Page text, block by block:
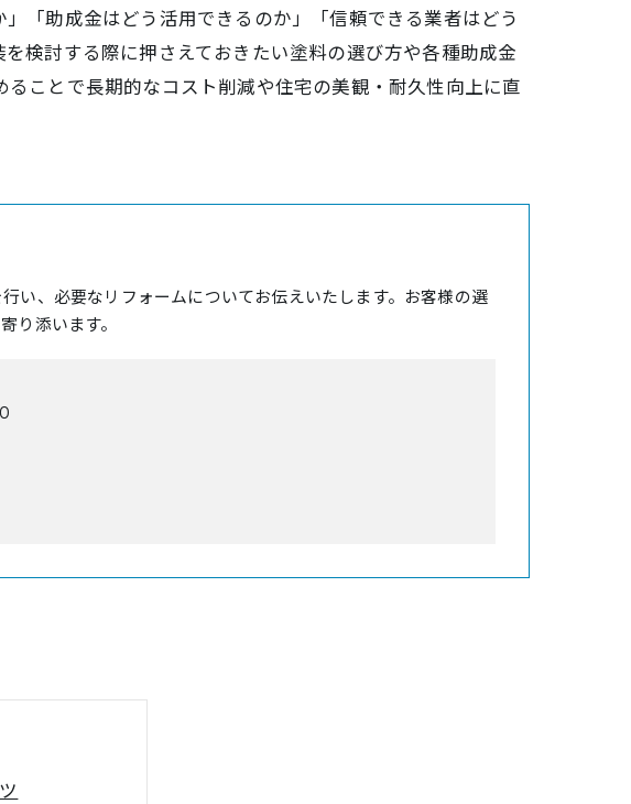
「助成金はどう活用できるのか」「信頼できる業者はどう
検討する際に押さえておきたい塗料の選び方や各種助成金
ことで長期的なコスト削減や住宅の美観・耐久性向上に直
い、必要なリフォームについてお伝えいたします。お客様の選
り添います。